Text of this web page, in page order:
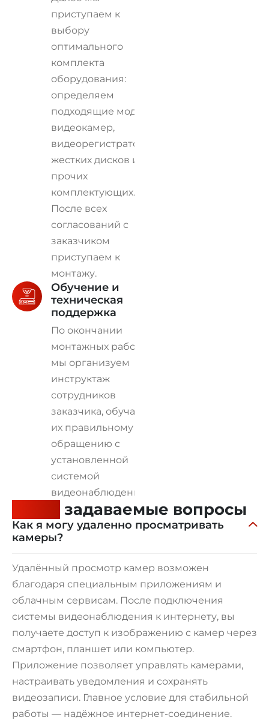
приступаем к
выбору
оптимального
комплекта
оборудования:
определяем
подходящие модели
видеокамер,
видеорегистраторов,
жестких дисков и
прочих
комплектующих.
После всех
согласований с
заказчиком
приступаем к
монтажу.
Обучение и
техническая
поддержка
По окончании
монтажных работ
мы организуем
инструктаж
сотрудников
заказчика, обучая
их правильному
обращению с
установленной
системой
видеонаблюдения.
задаваемые вопросы
Как я могу удаленно просматривать
камеры?
Удалённый просмотр камер возможен
благодаря специальным приложениям и
облачным сервисам. После подключения
системы видеонаблюдения к интернету, вы
получаете доступ к изображению с камер через
смартфон, планшет или компьютер.
Приложение позволяет управлять камерами,
настраивать уведомления и сохранять
видеозаписи. Главное условие для стабильной
работы — надёжное интернет-соединение.